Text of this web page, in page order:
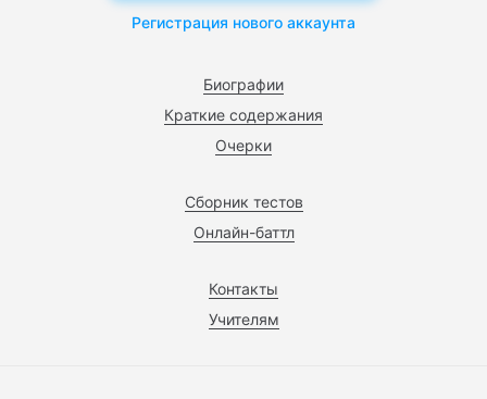
Биографии
Краткие содержания
Очерки
Сборник тестов
Онлайн-баттл
Контакты
Учителям
Регистрация нового аккаунта